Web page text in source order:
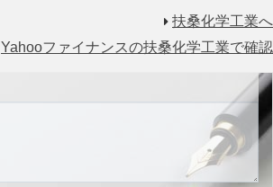
扶桑化学工業へ
Yahooファイナンスの扶桑化学工業で確認